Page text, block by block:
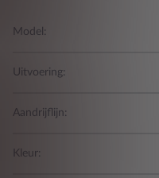
Model:
Uitvoering:
Aandrijflijn:
Kleur: